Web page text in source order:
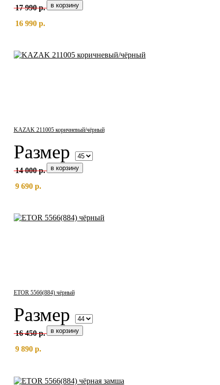
17 990 р.
16 990 р.
KAZAK 211005 коричневый/чёрный
Размер
14 000 р.
9 690 р.
ETOR 5566(884) чёрный
Размер
16 450 р.
9 890 р.